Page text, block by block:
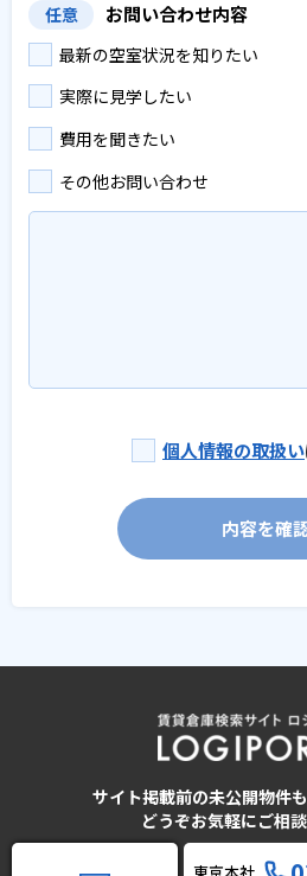
任意 お問い合わせ内容
最新の空室状況を知りたい
実際に見学したい
費用を聞きたい
その他お問い合わせ
個人情報の取扱い
内容を確
サイト掲載前の未公開物件
どうぞお気軽にご相談